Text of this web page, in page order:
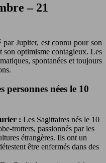
– 21
Jupiter, est connu pour son
son optimisme contagieux. Les
spontanées et toujours
nées le 10
: Les Sagittaires nés le 10
trotters, passionnés par les
étrangères. Ils ont un
être enfermés dans des